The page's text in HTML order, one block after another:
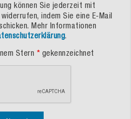
können Sie jederzeit mit
indem Sie eine E-Mail
Mehr Informationen
.
Stern * gekennzeichnet